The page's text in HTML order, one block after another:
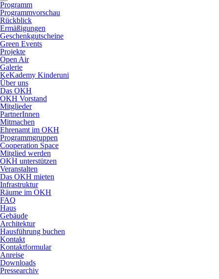
Programm
Programmvorschau
Rückblick
Ermäßigungen
Geschenkgutscheine
Green Events
Projekte
Open Air
Galerie
KeKademy Kinderuni
Über uns
Das OKH
OKH Vorstand
Mitglieder
PartnerInnen
Mitmachen
Ehrenamt im OKH
Programmgruppen
Cooperation Space
Mitglied werden
OKH unterstützen
Veranstalten
Das OKH mieten
Infrastruktur
Räume im OKH
FAQ
Haus
Gebäude
Architektur
Hausführung buchen
Kontakt
Kontaktformular
Anreise
Downloads
Pressearchiv